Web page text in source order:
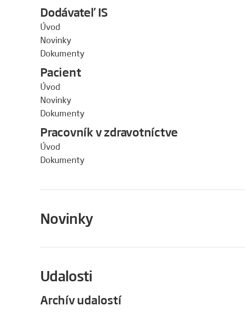
Dodávateľ IS
Úvod
Novinky
Dokumenty
Pacient
Úvod
Novinky
Dokumenty
Pracovník v zdravotníctve
Úvod
Dokumenty
Novinky
Udalosti
Archív udalostí